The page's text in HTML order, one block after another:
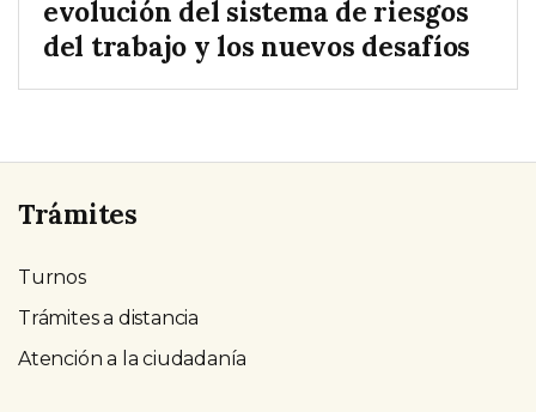
evolución del sistema de riesgos
del trabajo y los nuevos desafíos
Trámites
Turnos
Trámites a distancia
Atención a la ciudadanía